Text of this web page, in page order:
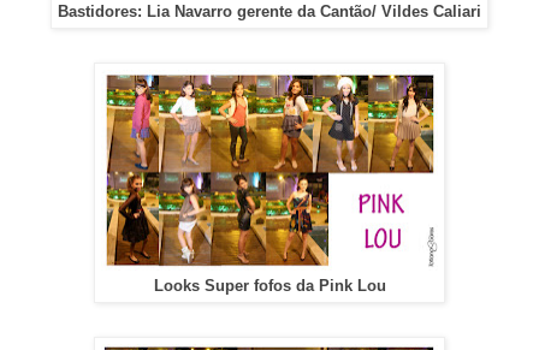
Bastidores: Lia Navarro gerente da Cantão/ Vildes Caliari
Looks Super fofos da Pink Lou